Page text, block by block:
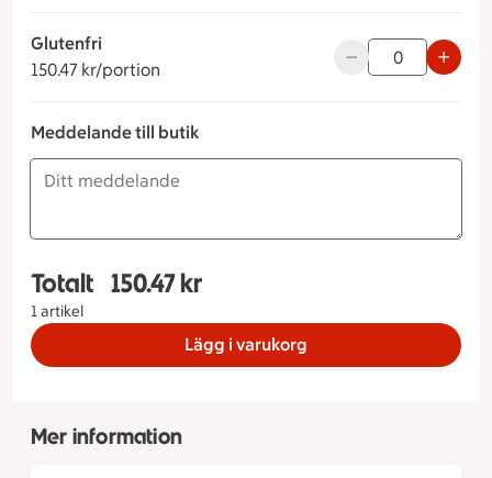
Glutenfri
150.47 kr/portion
150.47 kronor per portion
Använd
Meddelande till butik
Totalt
1 artikel
Totalt 1 stycken Maxi Festfat Standard, 150.47
150.47 kr
Lägg i varukorg
Mer information